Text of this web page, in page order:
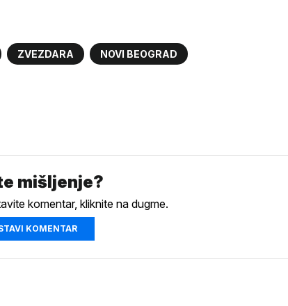
ZVEZDARA NOVI BEOGRAD
mišljenje?
komentar, kliknite na dugme.
KOMENTAR